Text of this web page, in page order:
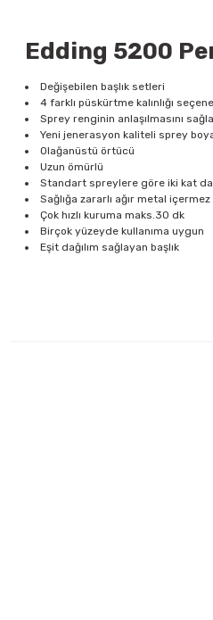
Edding 5200
Değişebilen başlık setleri
4 farklı püskürtme kalınlığı
Sprey renginin anlaşılmasını
Yeni jenerasyon kaliteli sprey
Olağanüstü örtücü
Uzun ömürlü
Standart spreylere göre iki kat
Sağlığa zararlı ağır metal içermez
Çok hızlı kuruma maks.30 dk
Birçok yüzeyde kullanıma uygun
Eşit dağılım sağlayan başlık